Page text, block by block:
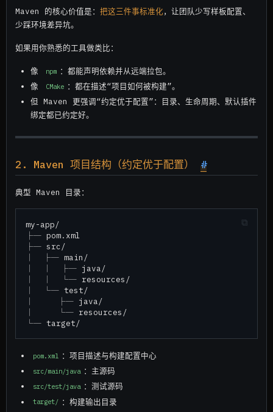
Maven 的核心价值是： 把这三件事标准化，让团队少写样板配置、
少踩环境差异坑。
如果用你熟悉的工具做类比：
像 npm ：都能声明依赖并从远端拉包。
像
CMake ：都在描述“项目如何被构建”。
但 Maven 更强调“约定优于配置”：目录、生命周期、默认插件
绑定都已约定好。
2. Maven 项目结构（约定优于配置） #
典型 Maven 目录：
my-app/
├─ pom.xml
├─ src/
│  ├─ main/
│  │  ├─ java/
│  │  └─ resources/
│  └─ test/
│     ├─ java/
│     └─ resources/
pom.xml ：项目描述与构建配置中心
src/main/java ：主源码
src/test/java ：测试源码
target/ ：构建输出目录
11. 新手高频坑（按优先级）
12. 最小命令清单（先会这几个）
13. 一句话收尾
参考资料（仅 Maven 官方）